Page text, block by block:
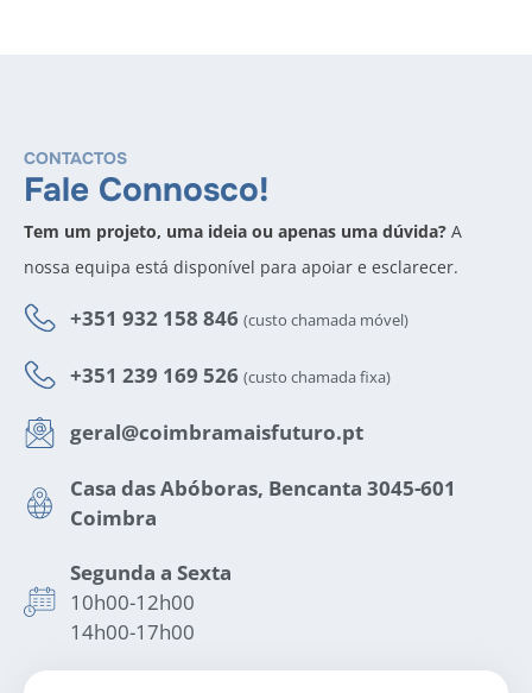
CONTACTOS
Fale Connosco!
Tem um projeto, uma ideia ou apenas uma dúvida? A
nossa equipa está disponível para apoiar e esclarecer.
+351 932 158 846 (custo chamada móvel)
+351 239 169 526 (custo chamada fixa)
geral@coimbramaisfuturo.pt
Casa das Abóboras, Bencanta 3045-601
Coimbra
Segunda a Sexta
10h00-12h00
14h00-17h00